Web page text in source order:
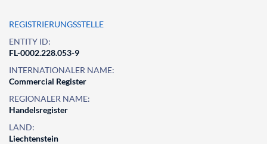
REGISTRIERUNGSSTELLE
ENTITY ID:
FL-0002.228.053-9
INTERNATIONALER NAME:
Commercial Register
REGIONALER NAME:
Handelsregister
LAND:
Liechtenstein